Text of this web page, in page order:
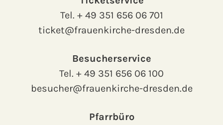
Tel. + 49 351 656 06 701
ticket@frauenkirche-dresden.de
Besucherservice
Tel. + 49 351 656 06 100
besucher@frauenkirche-dresden.de
Pfarrbüro